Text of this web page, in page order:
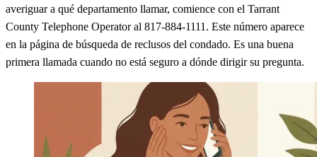
averiguar a qué departamento llamar, comience con el Tarrant
County Telephone Operator al 817-884-1111. Este número aparece
en la página de búsqueda de reclusos del condado. Es una buena
primera llamada cuando no está seguro a dónde dirigir su pregunta.